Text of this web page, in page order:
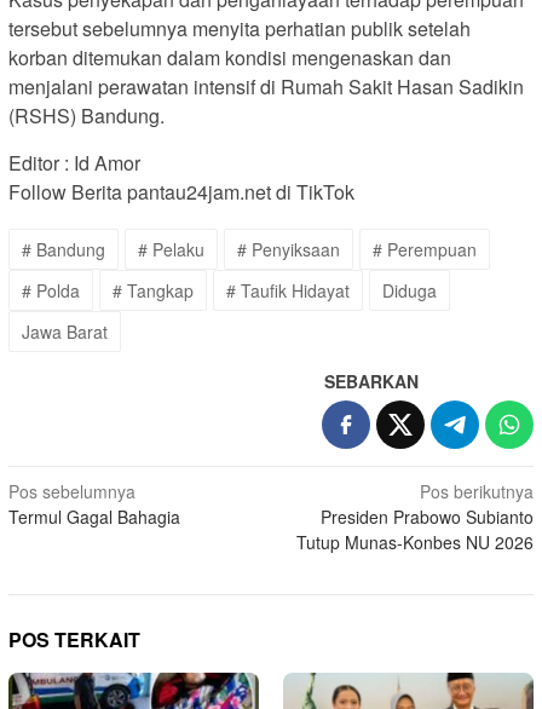
tersebut sebelumnya menyita perhatian publik setelah
korban ditemukan dalam kondisi mengenaskan dan
menjalani perawatan intensif di Rumah Sakit Hasan Sadikin
(RSHS) Bandung.
Editor : Id Amor
Follow Berita pantau24jam.net di TikTok
# Bandung # Pelaku # Penyiksaan
# Perempuan
# Polda
# Tangkap # Taufik Hidayat
Diduga
Jawa Barat
SEBARKAN
Navigasi
pos
Pos sebelumnya
Termul Gagal Bahagia
Pos berikutnya
Presiden Prabowo Subianto
Tutup Munas-Konbes NU 2026
POS TERKAIT